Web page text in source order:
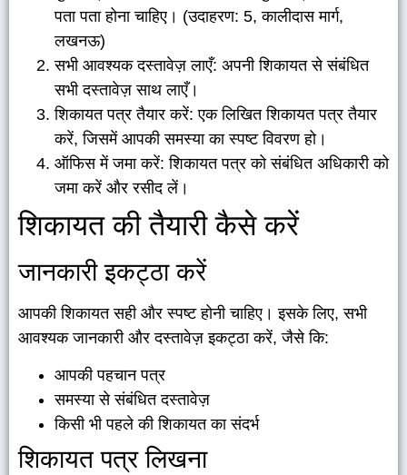
पता पता होना चाहिए। (उदाहरण: 5, कालीदास मार्ग,
लखनऊ)
सभी आवश्यक दस्तावेज़ लाएँ: अपनी शिकायत से संबंधित
सभी दस्तावेज़ साथ लाएँ।
शिकायत पत्र तैयार करें: एक लिखित शिकायत पत्र तैयार
करें, जिसमें आपकी समस्या का स्पष्ट विवरण हो।
ऑफिस में जमा करें: शिकायत पत्र को संबंधित अधिकारी को
जमा करें और रसीद लें।
शिकायत की तैयारी कैसे करें
जानकारी इकट्ठा करें
आपकी शिकायत सही और स्पष्ट होनी चाहिए। इसके लिए, सभी
आवश्यक जानकारी और दस्तावेज़ इकट्ठा करें, जैसे कि:
आपकी पहचान पत्र
समस्या से संबंधित दस्तावेज़
किसी भी पहले की शिकायत का संदर्भ
शिकायत पत्र लिखना